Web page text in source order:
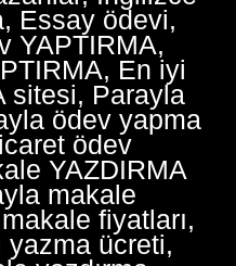
Essay ödevi,
YAPTIRMA,
En iyi
sitesi, Parayla
ödev yapma
ödev
YAZDIRMA
makale
fiyatları,
yazma ücreti,